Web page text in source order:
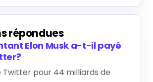
répondues
Elon Musk a-t-il payé
Twitter pour 44 milliards de